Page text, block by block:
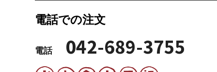
電話での注文
電話 042-689-3755